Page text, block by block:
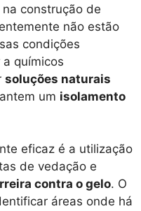
construção de
não estão
condições
químicos
soluções naturais
um isolamento
eficaz é a utilização
de vedação e
contra o gelo. O
áreas onde há